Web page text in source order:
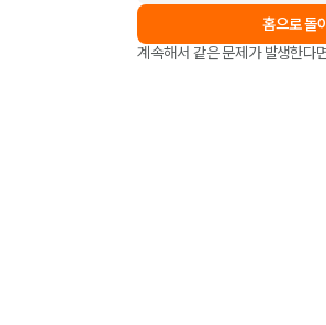
홈으로 돌
계속해서 같은 문제가 발생한다